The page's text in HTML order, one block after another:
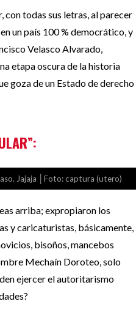
todas sus letras, al parecer
un país 100 % democrático, y
Velasco Alvarado,
etapa oscura de la historia
goza de un Estado de derecho
Jajaja │Foto: captura (utero)
arriba; expropiaron los
y caricaturistas, básicamente,
bisoños, mancebos
Mechaín Doroteo, solo
ejercer el autoritarismo